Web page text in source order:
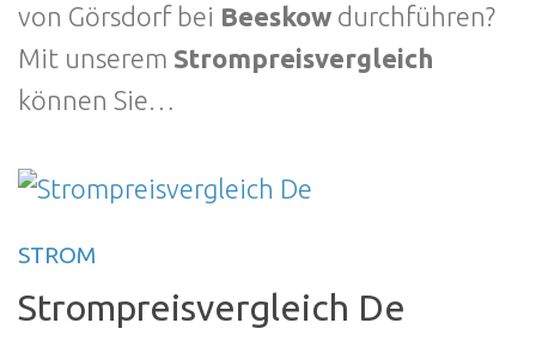
von Görsdorf bei Beeskow durchführen?
Mit unserem Strompreisvergleich
können Sie…
STROM
Strompreisvergleich De